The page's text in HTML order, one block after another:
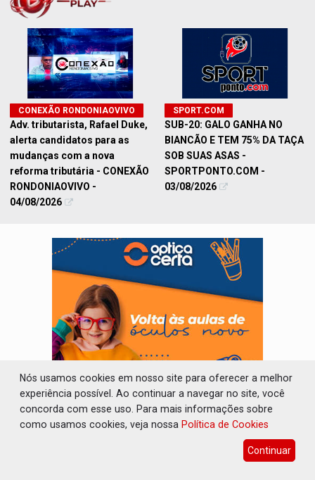
CONEXÃO RONDONIAOVIVO
Adv. tributarista, Rafael Duke,
alerta candidatos para as
mudanças com a nova
reforma tributária - CONEXÃO
RONDONIAOVIVO -
04/08/2026
SPORT.COM
SUB-20: GALO GANHA NO
BIANCÃO E TEM 75% DA TAÇA
SOB SUAS ASAS -
SPORTPONTO.COM -
03/08/2026
VEJA MAIS
Nós usamos cookies em nosso site para oferecer a melhor
experiência possível. Ao continuar a navegar no site, você
concorda com esse uso. Para mais informações sobre
como usamos cookies, veja nossa Política de Cookies
Continuar